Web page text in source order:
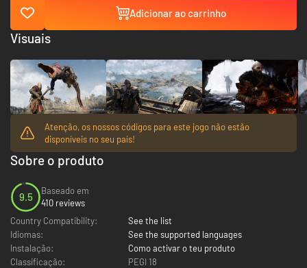
Adicionar ao carrinho
Atenção, os nossos códigos para este jogo não estão
disponíveis no seu país!
Sobre o produto
9.5
Baseado em
410 reviews
Country Compatibility:
See the list
Idiomas:
See the supported languages
Instalação:
Como activar o teu produto
Classificação:
PEGI 18
Visuais